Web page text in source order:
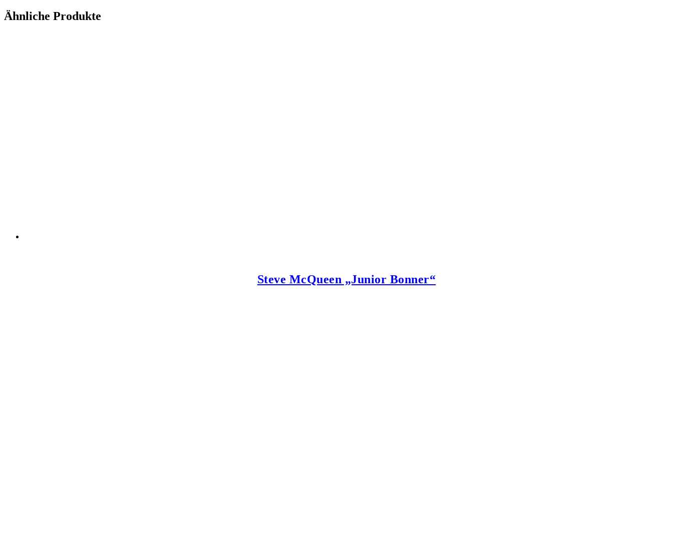
Ähnliche Produkte
Steve McQueen „Junior Bonner“